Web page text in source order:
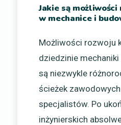
Jakie są
w mechanice i
Możliwości rozwoju
dziedzinie
są niezwykle
ścieżek
specjalistów. Po
inżynierskich